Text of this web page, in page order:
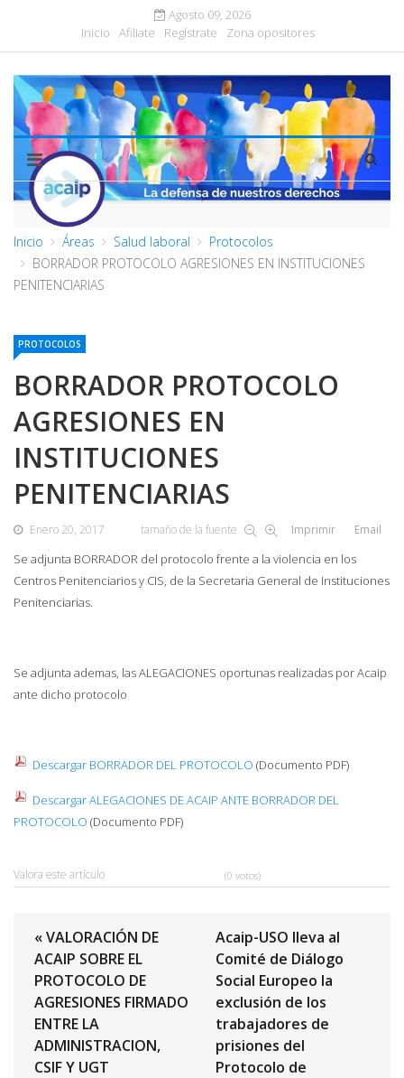
Agosto 09, 2026
Inicio
Afiliate Regístrate Zona opositores
Inicio Áreas Salud laboral
Protocolos
BORRADOR PROTOCOLO AGRESIONES EN INSTITUCIONES
PENITENCIARIAS
PROTOCOLOS
BORRADOR PROTOCOLO
AGRESIONES EN
INSTITUCIONES
PENITENCIARIAS
Enero 20, 2017 tamaño de la fuente Imprimir Email
Se adjunta BORRADOR del protocolo frente a la violencia en los
Centros Penitenciarios y CIS, de la Secretaria General de Instituciones
Penitenciarias.
Se adjunta ademas, las ALEGACIONES oportunas realizadas por Acaip
ante dicho protocolo
Descargar BORRADOR DEL PROTOCOLO (Documento PDF)
Descargar ALEGACIONES DE ACAIP ANTE BORRADOR DEL
PROTOCOLO (Documento PDF)
Valora este artículo (0 votos)
« VALORACIÓN DE
ACAIP SOBRE EL
PROTOCOLO DE
AGRESIONES FIRMADO
ENTRE LA
ADMINISTRACION,
CSIF Y UGT
Acaip-USO lleva al
Comité de Diálogo
Social Europeo la
exclusión de los
trabajadores de
prisiones del
Protocolo de